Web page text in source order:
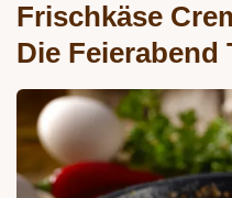
Frischkäse
Die Feierabend